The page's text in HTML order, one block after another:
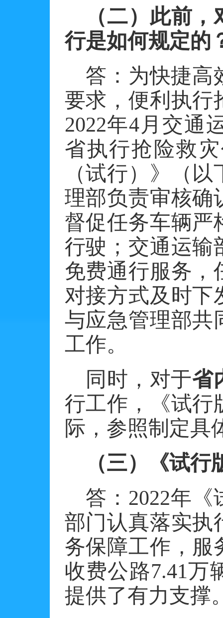
（二）此前
行是如何规定的
答： 为快捷高
要求，便利执行
2022年4月交通
省执行抢险救
（试行）》（以
理部负责审核确
督促任务车辆严
行驶；交通运输
免费通行服务，
对接方式及时下
与应急管理部共
工作。
同时，对于省
行工作，《试行
际，参照制定具
（三）《试
答： 2022年
部门认真落实执
务保障工作，服
收费公路7.41万
提供了有力支撑